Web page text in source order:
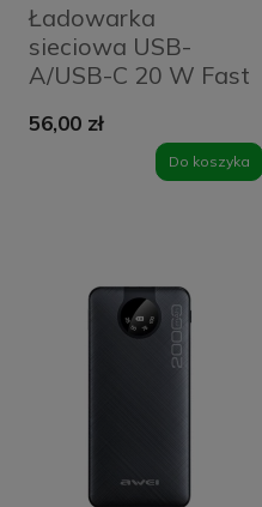
Ładowarka
sieciowa USB-
A/USB-C 20 W Fast
czarna
56,00 zł
Do koszyka